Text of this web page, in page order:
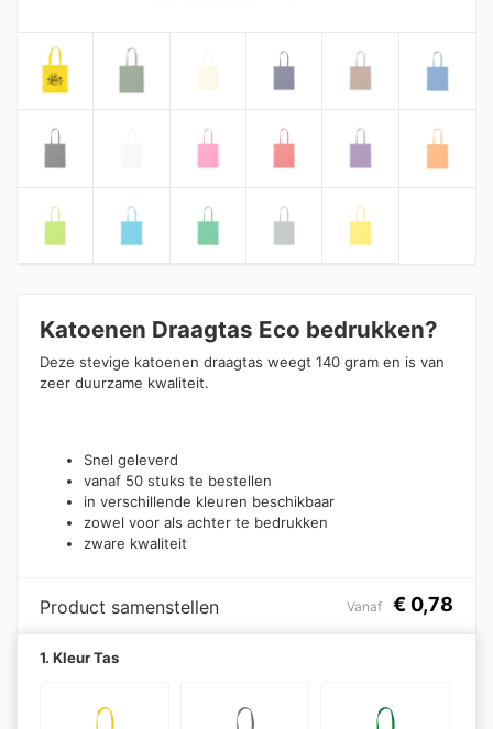
Katoenen Draagtas Eco bedrukken?
Deze stevige katoenen draagtas weegt 140 gram en is van
zeer duurzame kwaliteit.
Snel geleverd
vanaf 50 stuks te bestellen
in verschillende kleuren beschikbaar
zowel voor als achter te bedrukken
zware kwaliteit
Product samenstellen Vanaf € 0,78
1. Kleur Tas